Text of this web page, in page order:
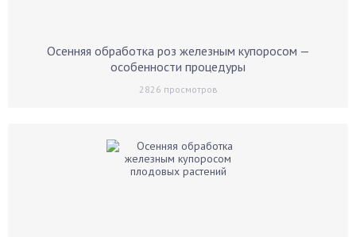
Осенняя обработка роз железным купоросом —
особенности процедуры
2826 просмотров